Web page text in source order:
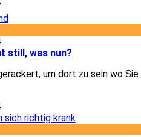
still, was nun?
um dort zu sein wo